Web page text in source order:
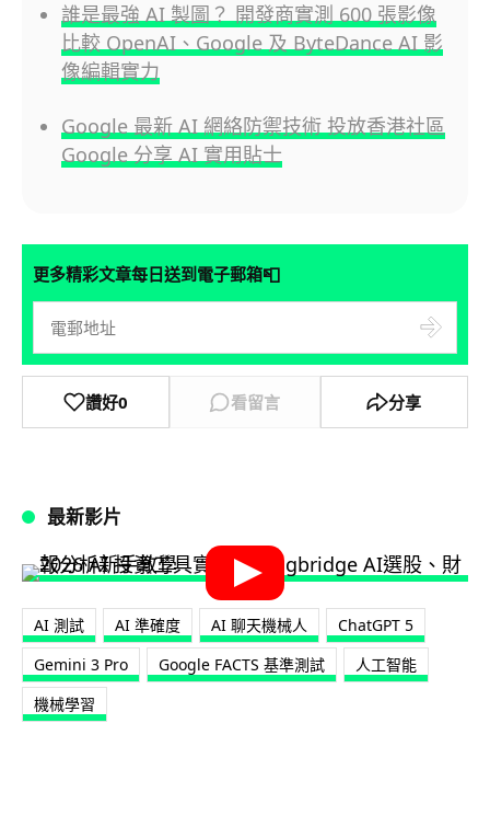
誰是最強 AI 製圖？ 開發商實測 600 張影像
比較 OpenAI、Google 及 ByteDance AI 影
像編輯實力
Google 最新 AI 網絡防禦技術 投放香港社區
Google 分享 AI 實用貼士
更多精彩文章每日送到電子郵箱📮
讚好0 看留言 分享
最新影片
AI 測試 AI 準確度 AI 聊天機械人
ChatGPT 5
Gemini 3 Pro
Google FACTS 基準測試
人工智能
機械學習